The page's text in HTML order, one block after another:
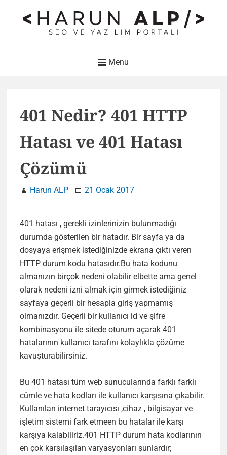
HARUN ALP Kişisel Blog –
SEO ve Yazılım Portalı
Menu
401 Nedir? 401 HTTP
Hatası ve 401 Hatası
Çözümü
Harun ALP 21 Ocak 2017
401 hatası , gerekli izinlerinizin bulunmadığı
durumda gösterilen bir hatadır. Bir sayfa ya da
dosyaya erişmek istediğinizde ekrana çıktı veren
HTTP durum kodu hatasıdır.Bu hata kodunu
almanızın birçok nedeni olabilir elbette ama genel
olarak nedeni izni almak için girmek istediğiniz
sayfaya geçerli bir hesapla giriş yapmamış
olmanızdır. Geçerli bir kullanıcı id ve şifre
kombinasyonu ile sitede oturum açarak 401
hatalarının kullanıcı tarafını kolaylıkla çözüme
kavuşturabilirsiniz.
Bu 401 hatası tüm web sunucularında farklı farklı
cümle ve hata kodları ile kullanıcı karşısına çıkabilir.
Kullanılan internet tarayıcısı ,cihaz , bilgisayar ve
işletim sistemi fark etmeen bu hatalar ile karşı
karşıya kalabiliriz.401 HTTP durum hata kodlarının
en çok karşılaşılan varyasyonları şunlardır;